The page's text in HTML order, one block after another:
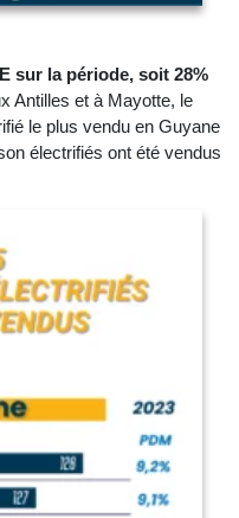
sur la période, soit 28%
Antilles et à Mayotte, le
le plus vendu en Guyane
électrifiés ont été vendus